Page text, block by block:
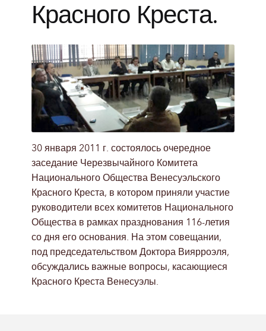
Красного Креста.
30 января 2011 г. состоялось очередное
заседание Черезвычайного Комитета
Национального Общества Венесуэльского
Красного Креста, в котором приняли участие
руководители всех комитетов Национального
Общества в рамках празднования 116-летия
со дня его основания. На этом совещании,
под председательством Доктора Виярроэля,
обсуждались важные вопросы, касающиеся
Красного Креста Венесуэлы.